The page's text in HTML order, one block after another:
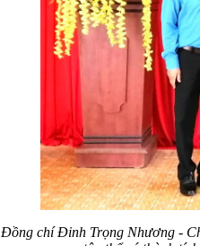
Đồng chíĐinh Trọng Nhương -